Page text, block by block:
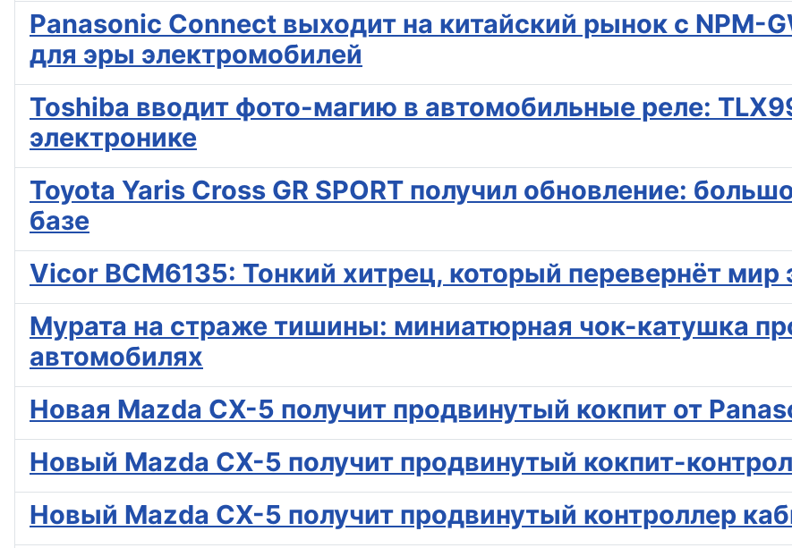
Panasonic Connect выходит на китайский рынок с NPM-
для эры электромобилей
Toshiba вводит фото-магию в автомобильные реле:
электронике
Toyota Yaris Cross GR SPORT получил обновление:
базе
Vicor BCM6135: Тонкий хитрец, который перевернёт мир
Мурата на страже тишины: миниатюрная чок-катушка
автомобилях
Новая Mazda CX-5 получит продвинутый кокпит от
Новый Mazda CX-5 получит продвинутый кокпит-
Новый Mazda CX-5 получит продвинутый контроллер